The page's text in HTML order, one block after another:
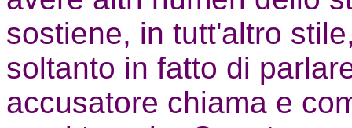
sostiene, in tutt'altro
soltanto in fatto di
accusatore chiama e